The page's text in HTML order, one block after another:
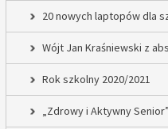
20 nowych laptopów dla
Wójt Jan Kraśniewski z
Rok szkolny 2020/2021
„Zdrowy i Aktywny Senior”